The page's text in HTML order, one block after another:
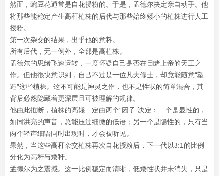
然而，豌豆花通常是自花授粉的。于是，孟德尔决定亲自动手。他
将那些能稳定产生高秆植株的后代与那些始终矮小的植株进行人工
授粉。
第一次杂交的结果，出乎他的意料。
所有后代，无一例外，全部是高植株。
孟德尔的思绪飞速运转，一度怀疑自己是否在目睹上帝的天工之
作。但他很快意识到，自己不过是一位凡夫修士，却竟能随意“塑
造”这些植株。这不可能是神灵之作，也不是性状的简单混合，其
背后必然隐藏着更深层且可被理解的规律。
他由此推断，植株的高矮一定由两个“因子”决定：一个是显性的，
如同洪亮的声音，总能压过细微的低语；另一个是隐性的，只有当
两个轻声细语同时出现时，才会被听见。
果然，当这些高秆杂交植株再次自花授粉后，下一代以3:1的比例
分化为高秆与矮秆。
孟德尔为之震撼。这一比例稳定而清晰，低矮性状并未消失，只是